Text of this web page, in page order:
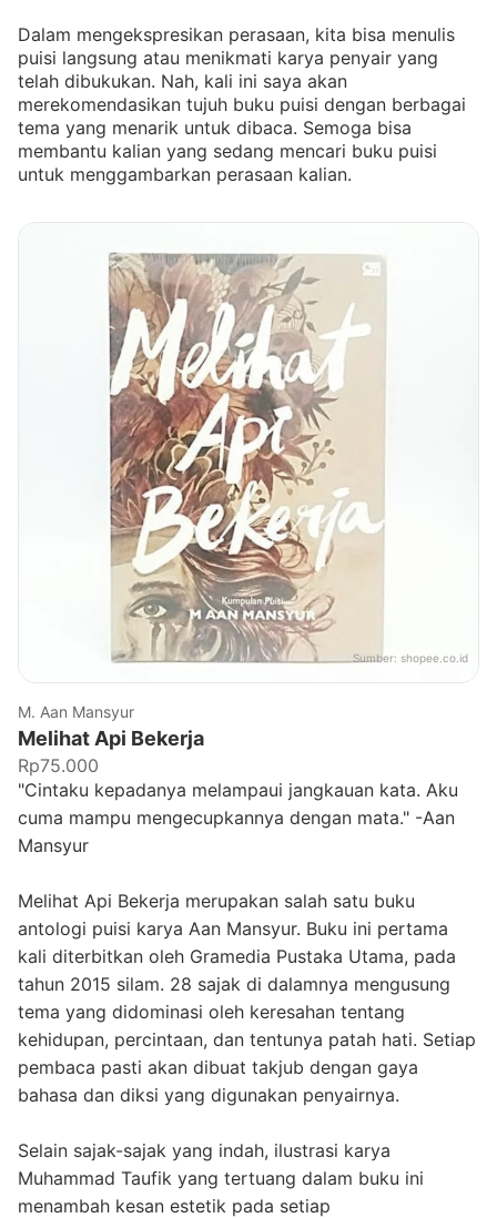
Dalam mengekspresikan perasaan, kita bisa menulis
puisi langsung atau menikmati karya penyair yang
telah dibukukan. Nah, kali ini saya akan
merekomendasikan tujuh buku puisi dengan berbagai
tema yang menarik untuk dibaca. Semoga bisa
membantu kalian yang sedang mencari buku puisi
untuk menggambarkan perasaan kalian.
Sumber: shopee.co.id
M. Aan Mansyur
Melihat Api Bekerja
Rp75.000
"Cintaku kepadanya melampaui jangkauan kata. Aku
cuma mampu mengecupkannya dengan mata." -Aan
Mansyur
Melihat Api Bekerja merupakan salah satu buku
antologi puisi karya Aan Mansyur. Buku ini pertama
kali diterbitkan oleh Gramedia Pustaka Utama, pada
tahun 2015 silam. 28 sajak di dalamnya mengusung
tema yang didominasi oleh keresahan tentang
kehidupan, percintaan, dan tentunya patah hati. Setiap
pembaca pasti akan dibuat takjub dengan gaya
bahasa dan diksi yang digunakan penyairnya.
Selain sajak-sajak yang indah, ilustrasi karya
Muhammad Taufik yang tertuang dalam buku ini
menambah kesan estetik pada setiap